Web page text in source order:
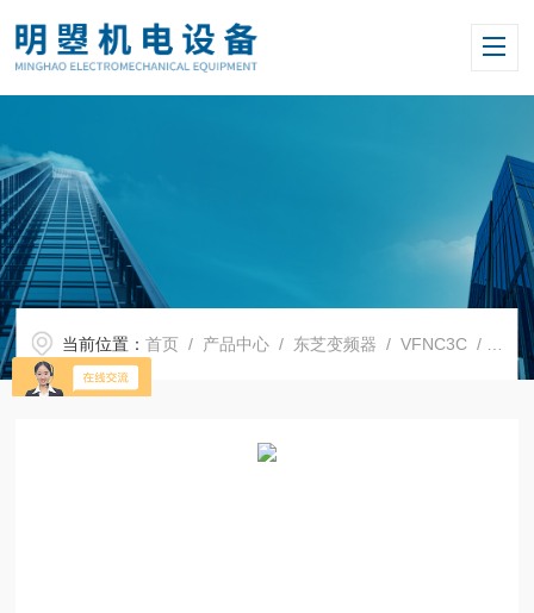
当前位置：首页 / 产品中心 / 东芝变频器 /VFNC3C / 日本TOSHIBA东芝变频器VFNC3C-4004P